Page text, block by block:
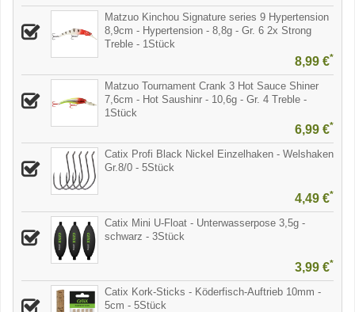
Matzuo Kinchou Signature series 9 Hypertension
8,9cm - Hypertension - 8,8g - Gr. 6 2x Strong
Treble - 1Stück
8,99 €*
Matzuo Tournament Crank 3 Hot Sauce Shiner
7,6cm - Hot Saushinr - 10,6g - Gr. 4 Treble -
1Stück
6,99 €*
Catix Profi Black Nickel Einzelhaken - Welshaken
Gr.8/0 - 5Stück
4,49 €*
Catix Mini U-Float - Unterwasserpose 3,5g -
schwarz - 3Stück
3,99 €*
Catix Kork-Sticks - Köderfisch-Auftrieb 10mm -
5cm - 5Stück